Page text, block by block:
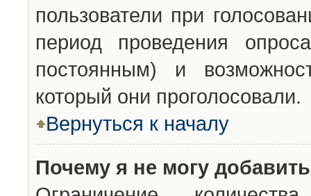
пользователи при
период проведения
постоянным) и
который они проголосовали.
Вернуться к началу
Почему я не могу